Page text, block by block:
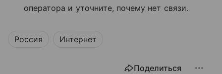
оператора и уточните, почему нет связи.
Россия Интернет
Поделиться